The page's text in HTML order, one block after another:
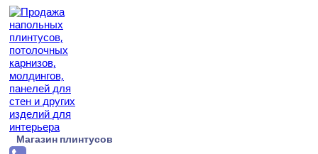
Перейти
содержимому
Магазин плинтусов